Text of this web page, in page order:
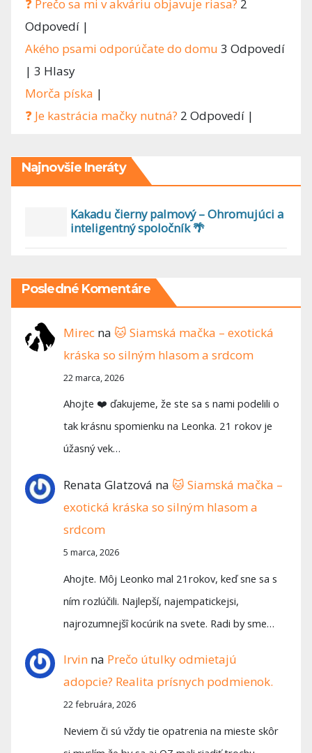
❓ Prečo sa mi v akváriu objavuje riasa? 2
Odpovedí |
Akého psami odporúčate do domu 3 Odpovedí
| 3 Hlasy
Morča píska |
❓ Je kastrácia mačky nutná? 2 Odpovedí |
Najnovšie Ineráty
Kakadu čierny palmový – Ohromujúci a
inteligentný spoločník 🌴
Posledné Komentáre
Mirec na🐱 Siamská mačka – exotická
kráska so silným hlasom a srdcom
22 marca, 2026
Ahojte ❤️ ďakujeme, že ste sa s nami podelili o
tak krásnu spomienku na Leonka. 21 rokov je
úžasný vek…
Renata Glatzová na🐱 Siamská mačka –
exotická kráska so silným hlasom a
srdcom
5 marca, 2026
Ahojte. Môj Leonko mal 21rokov, keď sne sa s
ním rozlúčili. Najlepší, najempatickejsi,
najrozumnejšî kocúrik na svete. Radi by sme…
Irvin na Prečo útulky odmietajú
adopcie? Realita prísnych podmienok.
22 februára, 2026
Neviem či sú vždy tie opatrenia na mieste skôr